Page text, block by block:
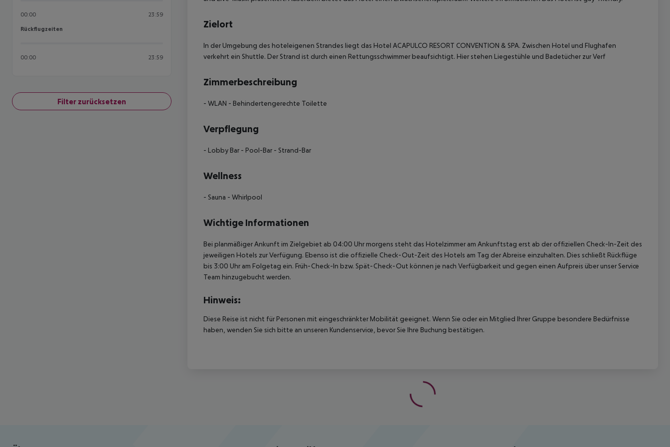
00:00 23:59
Rückflugzeiten
Rückflugzeiten
00:00 23:59
Filter zurücksetzen
Zielort
In der Umgebung des hoteleigenen Strandes liegt das Hotel ACAPULCO RESORT CONVENTION & SPA. Zwischen Hotel und Flughafen
verkehrt ein Shuttle. Der Strand ist durch einen Rettungsschwimmer beaufsichtigt. Hier stehen Liegestühle und Badetücher zur Verf
Zimmerbeschreibung
- WLAN - Behindertengerechte Toilette
Verpflegung
- Lobby Bar - Pool-Bar - Strand-Bar
Wellness
- Sauna - Whirlpool
Wichtige Informationen
Bei planmäßiger Ankunft im Zielgebiet ab 04:00 Uhr morgens steht das Hotelzimmer am Ankunftstag erst ab der offiziellen Check-In-Zeit des
jeweiligen Hotels zur Verfügung. Ebenso ist die offizielle Check-Out-Zeit des Hotels am Tag der Abreise einzuhalten. Dies schließt Rückflüge
bis 3:00 Uhr am Folgetag ein. Früh-Check-In bzw. Spät-Check-Out können je nach Verfügbarkeit und gegen einen Aufpreis über unser Service
Team hinzugebucht werden.
Hinweis:
Diese Reise ist nicht für Personen mit eingeschränkter Mobilität geeignet. Wenn Sie oder ein Mitglied Ihrer Gruppe besondere Bedürfnisse
haben, wenden Sie sich bitte an unseren Kundenservice, bevor Sie Ihre Buchung bestätigen.